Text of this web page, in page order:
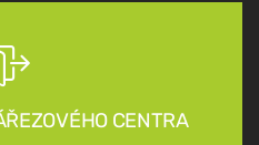
CENTRA